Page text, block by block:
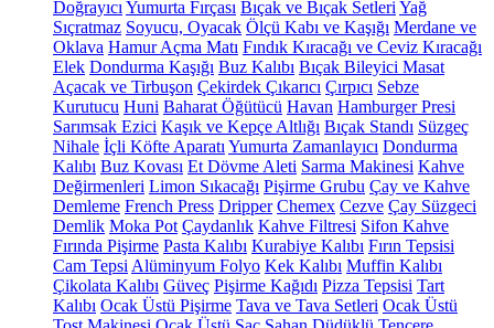
Doğrayıcı Yumurta Fırçası Bıçak ve Bıçak Setleri Yağ
Sıçratmaz Soyucu, Oyacak Ölçü Kabı ve Kaşığı Merdane ve
Oklava Hamur Açma Matı Fındık Kıracağı ve Ceviz Kıracağı
Elek Dondurma Kaşığı Buz Kalıbı Bıçak Bileyici Masat
Açacak ve Tirbuşon Çekirdek Çıkarıcı Çırpıcı Sebze
Kurutucu Huni Baharat Öğütücü Havan Hamburger Presi
Sarımsak Ezici Kaşık ve Kepçe Altlığı Bıçak Standı Süzgeç
Nihale İçli Köfte Aparatı Yumurta Zamanlayıcı Dondurma
Kalıbı Buz Kovası Et Dövme Aleti Sarma Makinesi Kahve
Değirmenleri Limon Sıkacağı Pişirme Grubu Çay ve Kahve
Demleme French Press Dripper Chemex Cezve Çay Süzgeci
Demlik Moka Pot Çaydanlık Kahve Filtresi Sifon Kahve
Fırında Pişirme Pasta Kalıbı Kurabiye Kalıbı Fırın Tepsisi
Cam Tepsi Alüminyum Folyo Kek Kalıbı Muffin Kalıbı
Çikolata Kalıbı Güveç Pişirme Kağıdı Pizza Tepsisi Tart
Kalıbı Ocak Üstü Pişirme Tava ve Tava Setleri Ocak Üstü